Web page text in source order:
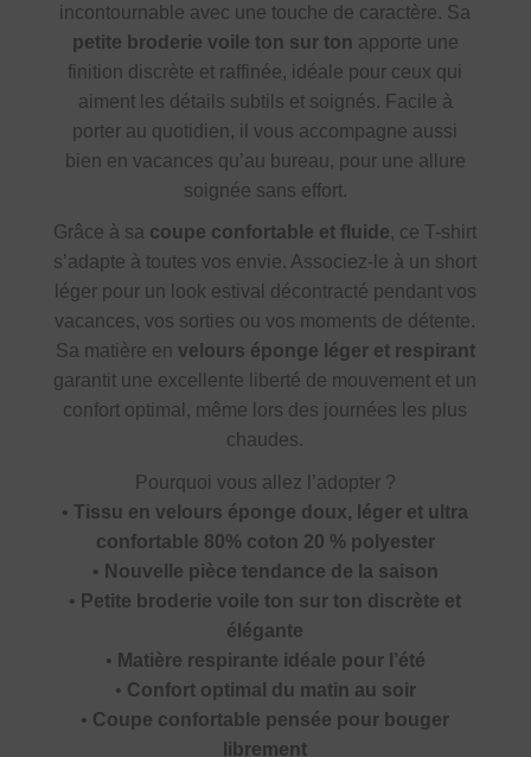
incontournable avec une touche de caractère. Sa
petite broderie voile ton sur ton apporte une
finition discrète et raffinée, idéale pour ceux qui
aiment les détails subtils et soignés. Facile à
porter au quotidien, il vous accompagne aussi
bien en vacances qu’au bureau, pour une allure
soignée sans effort.
Grâce à sa coupe confortable et fluide, ce T-shirt
s’adapte à toutes vos envie. Associez-le à un short
léger pour un look estival décontracté pendant vos
vacances, vos sorties ou vos moments de détente.
Sa matière en velours éponge léger et respirant
garantit une excellente liberté de mouvement et un
confort optimal, même lors des journées les plus
chaudes.
Pourquoi vous allez l’adopter ?
•Tissu en velours éponge doux, léger et ultra
confortable 80% coton 20 % polyester
• Nouvelle pièce tendance de la saison
• Petite broderie voile ton sur ton discrète et
élégante
• Matière respirante idéale pour l’été
• Confort optimal du matin au soir
• Coupe confortable pensée pour bouger
librement